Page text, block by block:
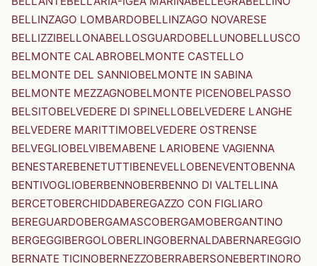
BELLINZAGO LOMBARDOBELLINZAGO NOVARESE
BELLIZZIBELLONABELLOSGUARDOBELLUNOBELLUSCO
BELMONTE CALABROBELMONTE CASTELLO
BELMONTE DEL SANNIOBELMONTE IN SABINA
BELMONTE MEZZAGNOBELMONTE PICENOBELPASSO
BELSITOBELVEDERE DI SPINELLOBELVEDERE LANGHE
BELVEDERE MARITTIMOBELVEDERE OSTRENSE
BELVEGLIOBELVIBEMABENE LARIOBENE VAGIENNA
BENESTAREBENETUTTIBENEVELLOBENEVENTOBENNA
BENTIVOGLIOBERBENNOBERBENNO DI VALTELLINA
BERCETOBERCHIDDABEREGAZZO CON FIGLIARO
BEREGUARDOBERGAMASCOBERGAMOBERGANTINO
BERGEGGIBERGOLOBERLINGOBERNALDABERNAREGGIO
BERNATE TICINOBERNEZZOBERRABERSONEBERTINORO